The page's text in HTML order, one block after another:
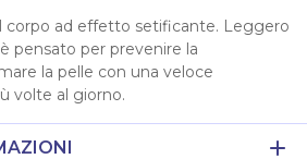
corpo ad effetto setificante. Leggero
pensato per prevenire la
la pelle con una veloce
volte al giorno.